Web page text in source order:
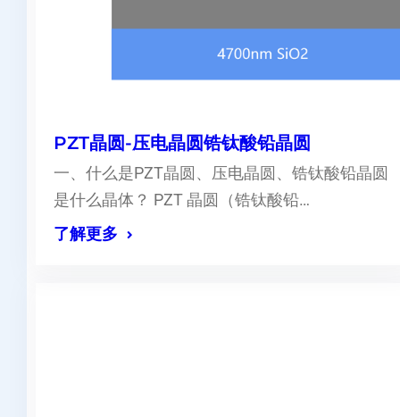
PZT晶圆-压电晶圆锆钛酸铅晶圆
一、什么是PZT晶圆、压电晶圆、锆钛酸铅晶圆
是什么晶体？ PZT 晶圆（锆钛酸铅…
了解更多